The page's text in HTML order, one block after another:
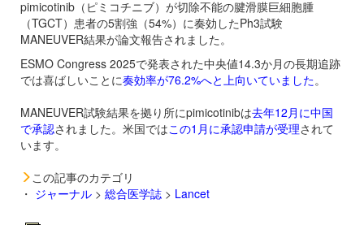
pimicotinib（ピミコチニブ）が切除不能の腱滑膜巨細胞腫
（TGCT）患者の5割強（54%）に奏効したPh3試験
MANEUVER結果が論文報告されました。
ESMO Congress 2025で発表された中央値14.3か月の長期追跡
では喜ばしいことに奏効率が76.2%へと上向いていました。
MANEUVER試験結果を拠り所にpimicotinibは去年12月に中国
で承認されました。米国ではこの1月に承認申請が受理されて
います。
この記事のカテゴリ
・ ジャーナル > 総合医学誌 > Lancet